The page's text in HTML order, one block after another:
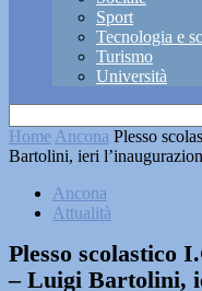
Sport
Tecnologia e
Turismo
Università
Home Ancona Plesso
Bartolini, ieri
Ancona
Attualità
Plesso scolastico
– Luigi Bartolini,